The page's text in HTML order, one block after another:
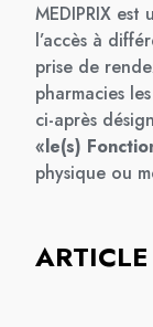
MEDIPRIX
l’accès à
prise de
pharmacies
ci-après
«le(s)
physique ou